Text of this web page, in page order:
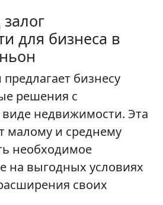
для бизнеса в
бизнесу
решения с
недвижимости. Эта
малому и среднему
необходимое
на выгодных условиях
своих